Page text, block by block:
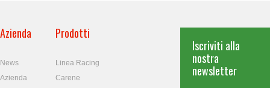
Azienda
News
Azienda
Prodotti
Linea Racing
Carene
Iscriviti alla
nostra
newsletter